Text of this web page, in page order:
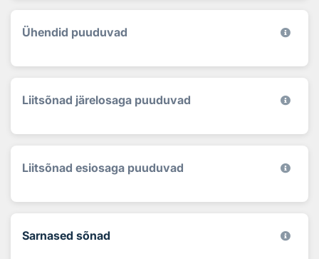
Ühendid puuduvad
Liitsõnad järelosaga puuduvad
Liitsõnad esiosaga puuduvad
Sarnased sõnad